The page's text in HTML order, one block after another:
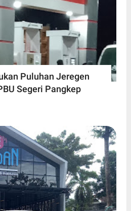
Puluhan Jeregen
Segeri Pangkep